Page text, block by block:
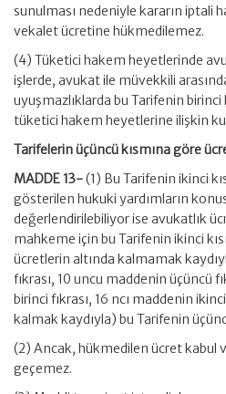
sunulması nedeniyle kararın iptali
vekalet ücretine hükmedilemez.
(4) Tüketici hakem heyetlerinde
işlerde, avukat ile müvekkili
uyuşmazlıklarda bu Tarifenin
tüketici hakem heyetlerine ilişkin
Tarifelerin üçüncü kısmına göre
MADDE 13-(1) Bu Tarifenin ikinci
gösterilen hukuki yardımların
değerlendirilebiliyor ise avukatlık
mahkeme için bu Tarifenin ikinci
ücretlerin altında kalmamak
fıkrası, 10 uncu maddenin üçüncü
birinci fıkrası, 16 ncı maddenin
kalmak kaydıyla) bu Tarifenin
(2) Ancak, hükmedilen ücret kabul
geçemez.